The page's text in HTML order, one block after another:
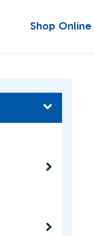
Shop Online